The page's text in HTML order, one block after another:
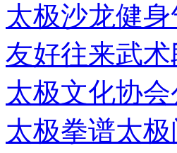
太极沙龙健身
友好往来武术
太极文化协
太极拳谱太